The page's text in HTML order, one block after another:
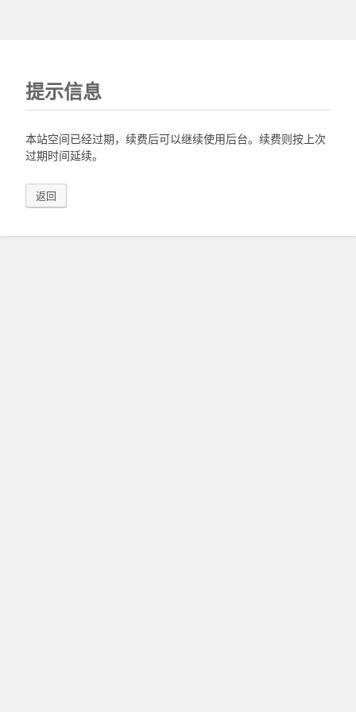
提示信息
本站空间已经过期，续费后可以继续使用后台。续费则按上次
过期时间延续。
返回